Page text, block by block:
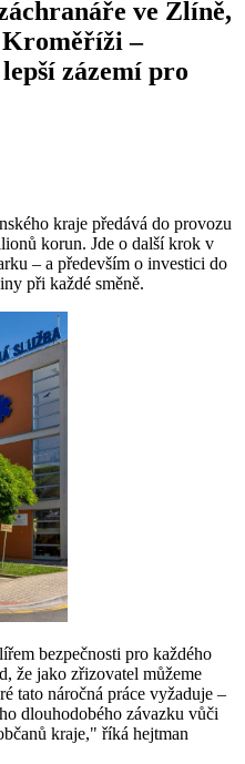
ve Zlíně,
–
zázemí pro
kraje předává do provozu
korun. Jde o další krok v
– a především o investici do
při každé směně.
bezpečnosti pro každého
že jako zřizovatel můžeme
tato náročná práce vyžaduje –
dlouhodobého závazku vůči
kraje," říká hejtman